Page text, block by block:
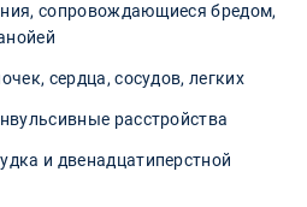
сопровождающиеся бредом,
сердца, сосудов, легких
расстройства
и двенадцатиперстной